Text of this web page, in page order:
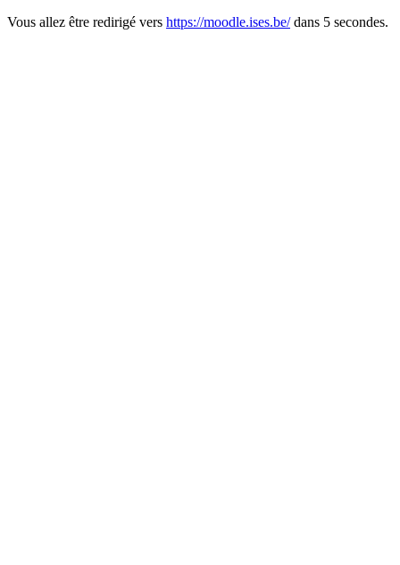
Vous allez être redirigé vers https://moodle.ises.be/dans 5 secondes.